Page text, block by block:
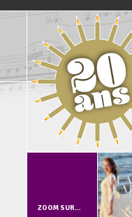
ZOOM SUR…